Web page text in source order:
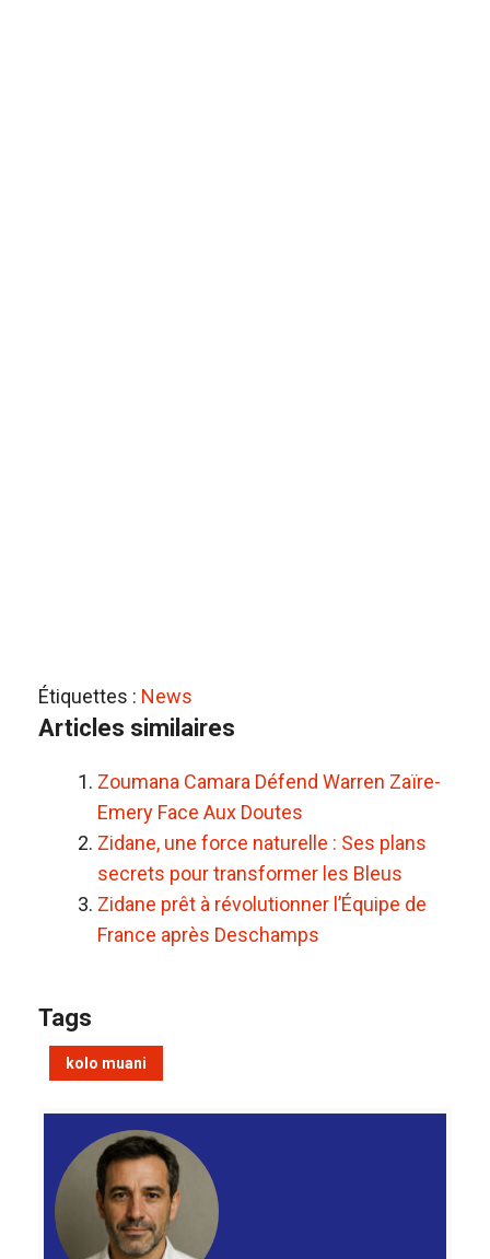
Étiquettes : News
Articles similaires
Zoumana Camara Défend Warren Zaïre-
Emery Face Aux Doutes
Zidane, une force naturelle : Ses plans
secrets pour transformer les Bleus
Zidane prêt à révolutionner l’Équipe de
France après Deschamps
Tags
kolo muani